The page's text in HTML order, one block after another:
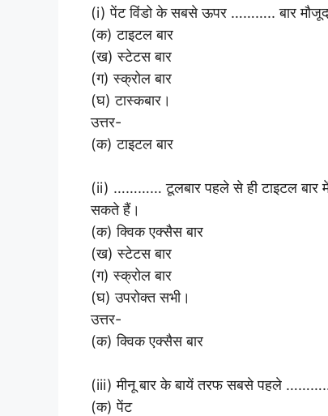
(i) पेंट विंडो के सबसे ऊपर ……….. बार मौजूद
(क) टाइटल बार
(ख) स्टेटस बार
(ग) स्क्रोल बार
(घ) टास्कबार।
उत्तर-
(क) टाइटल बार
(ii) ………… टूलबार पहले से ही टाइटल बार में
सकते हैं।
(क) क्विक एक्सैस बार
(ख) स्टेटस बार
(ग) स्क्रोल बार
(घ) उपरोक्त सभी।
उत्तर-
(क) क्विक एक्सैस बार
(iii) मीनू बार के बायें तरफ सबसे पहले …………
(क) पेंट